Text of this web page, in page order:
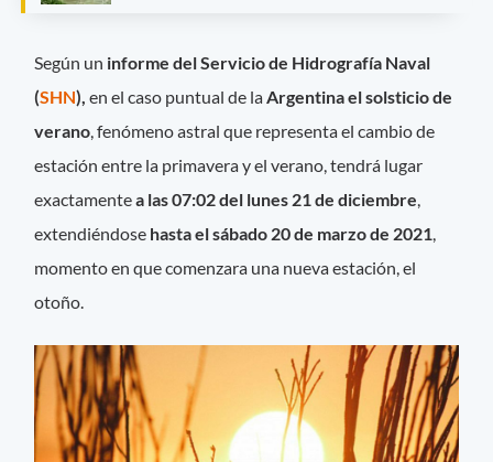
Según un informe del Servicio de Hidrografía Naval
(SHN), en el caso puntual de laArgentina el solsticio de
verano, fenómeno astral que representa el cambio de
estación entre la primavera y el verano, tendrá lugar
exactamentea las 07:02 del lunes 21 de diciembre,
extendiéndose hasta el sábado 20 de marzo de 2021,
momento en que comenzara una nueva estación, el
otoño.